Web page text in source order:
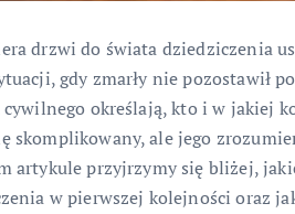
drzwi do świata dziedziczenia
gdy zmarły nie pozostawił
cywilnego określają, kto i w jakiej
skomplikowany, ale jego
artykule przyjrzymy się bliżej,
w pierwszej kolejności oraz